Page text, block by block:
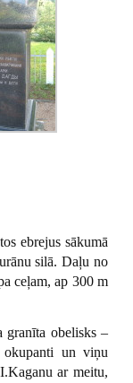
ebrejus sākumā
silā. Daļu no
ceļam, ap 300 m
granīta obelisks –
okupanti un viņu
ar meitu,